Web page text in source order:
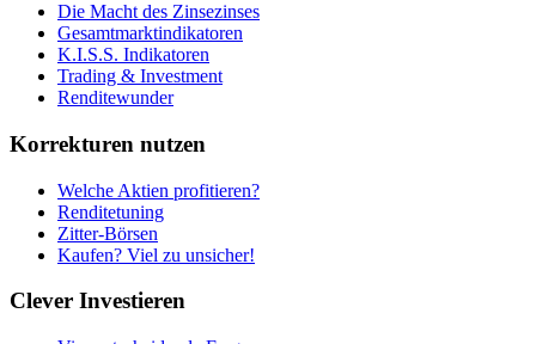
Die Macht des Zinsezinses
Gesamtmarktindikatoren
K.I.S.S. Indikatoren
Trading & Investment
Renditewunder
Korrekturen nutzen
Welche Aktien profitieren?
Renditetuning
Zitter-Börsen
Kaufen? Viel zu unsicher!
Clever Investieren